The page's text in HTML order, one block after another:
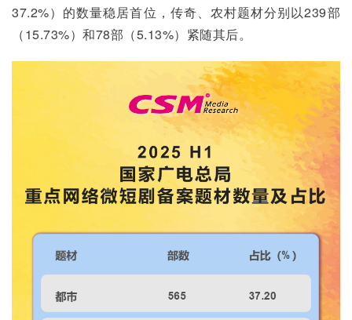
37.2%）的数量稳居首位，传奇、农村题材分别以239部
（15.73%）和78部（5.13%）紧随其后。